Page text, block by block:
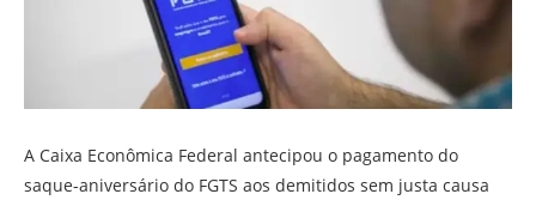
A Caixa Econômica Federal antecipou o pagamento do
saque-aniversário do FGTS aos demitidos sem justa causa